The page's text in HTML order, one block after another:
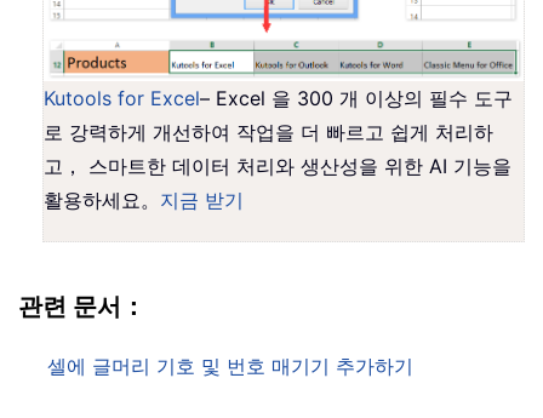
Kutools for Excel– Excel 을 300 개 이상의 필수 도구
로 강력하게 개선하여 작업을 더 빠르고 쉽게 처리하
고， 스마트한 데이터 처리와 생산성을 위한 AI 기능을
활용하세요。 지금 받기
관련 문서：
셀에 글머리 기호 및 번호 매기기 추가하기